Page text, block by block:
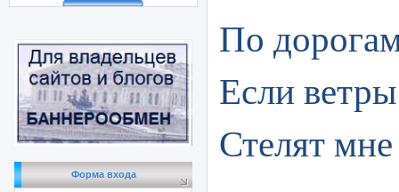
Форма входа
По
Если
Стелят